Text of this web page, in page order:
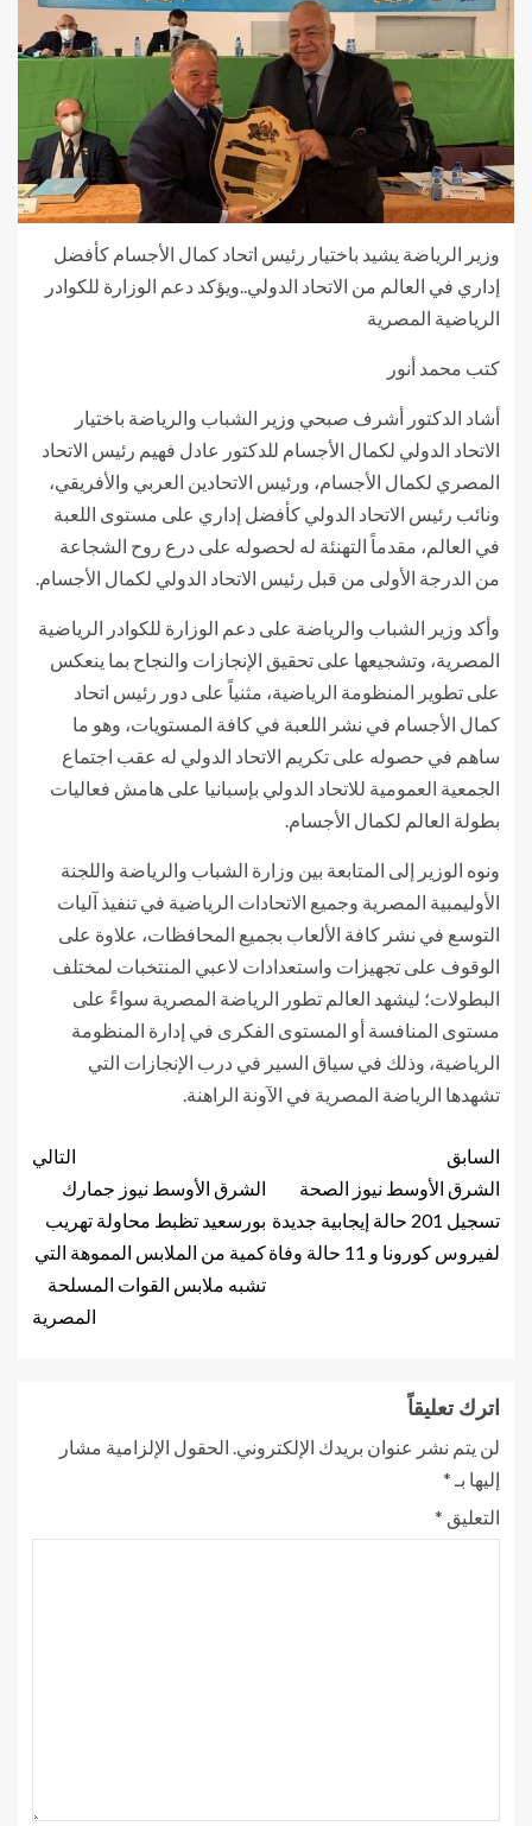
وزير الرياضة يشيد باختيار رئيس اتحاد كمال الأجسام كأفضل
إداري في العالم من الاتحاد الدولي..ويؤكد دعم الوزارة للكوادر
الرياضية المصرية
كتب محمد أنور
أشاد الدكتور أشرف صبحي وزير الشباب والرياضة باختيار
الاتحاد الدولي لكمال الأجسام للدكتور عادل فهيم رئيس الاتحاد
المصري لكمال الأجسام، ورئيس الاتحادين العربي والأفريقي،
ونائب رئيس الاتحاد الدولي كأفضل إداري على مستوى اللعبة
في العالم، مقدماً التهنئة له لحصوله على درع روح الشجاعة
من الدرجة الأولى من قبل رئيس الاتحاد الدولي لكمال الأجسام.
وأكد وزير الشباب والرياضة على دعم الوزارة للكوادر الرياضية
المصرية، وتشجيعها على تحقيق الإنجازات والنجاح بما ينعكس
على تطوير المنظومة الرياضية، مثنياً على دور رئيس اتحاد
كمال الأجسام في نشر اللعبة في كافة المستويات، وهو ما
ساهم في حصوله على تكريم الاتحاد الدولي له عقب اجتماع
الجمعية العمومية للاتحاد الدولي بإسبانيا على هامش فعاليات
بطولة العالم لكمال الأجسام.
ونوه الوزير إلى المتابعة بين وزارة الشباب والرياضة واللجنة
الأوليمبية المصرية وجميع الاتحادات الرياضية في تنفيذ آليات
التوسع في نشر كافة الألعاب بجميع المحافظات، علاوة على
الوقوف على تجهيزات واستعدادات لاعبي المنتخبات لمختلف
البطولات؛ ليشهد العالم تطور الرياضة المصرية سواءً على
مستوى المنافسة أو المستوى الفكرى في إدارة المنظومة
الرياضية، وذلك في سياق السير في درب الإنجازات التي
تشهدها الرياضة المصرية في الآونة الراهنة.
السابق
الشرق الأوسط نيوز الصحة
تسجيل 201 حالة إيجابية جديدة
لفيروس كورونا و 11 حالة وفاة
التالي
الشرق الأوسط نيوز جمارك
بورسعيد تظبط محاولة تهريب
كمية من الملابس المموهة التي
تشبه ملابس القوات المسلحة
المصرية
اترك تعليقاً
لن يتم نشر عنوان بريدك الإلكتروني. الحقول الإلزامية مشار
إليها بـ *
التعليق *